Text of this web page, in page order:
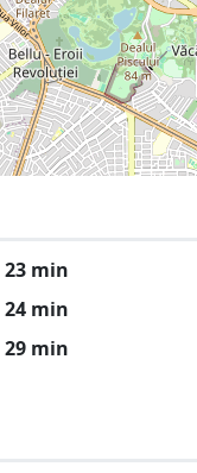
23 min
24 min
29 min